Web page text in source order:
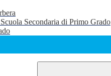
Secondaria di Primo Grado